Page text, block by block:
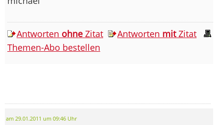
Antworten ohne Zitat Antworten mitZitat
Themen-Abo bestellen
am 29.01.2011 um 09:46 Uhr